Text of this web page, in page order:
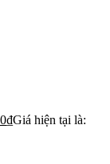
₫Giá hiện tại là: